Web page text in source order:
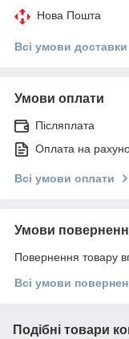
Нова Пошта
Всі умови доставки
Умови оплати
Післяплата
Оплата на
Всі умови оплати
Умови
Повернення товару
Всі умови
Подібні товари